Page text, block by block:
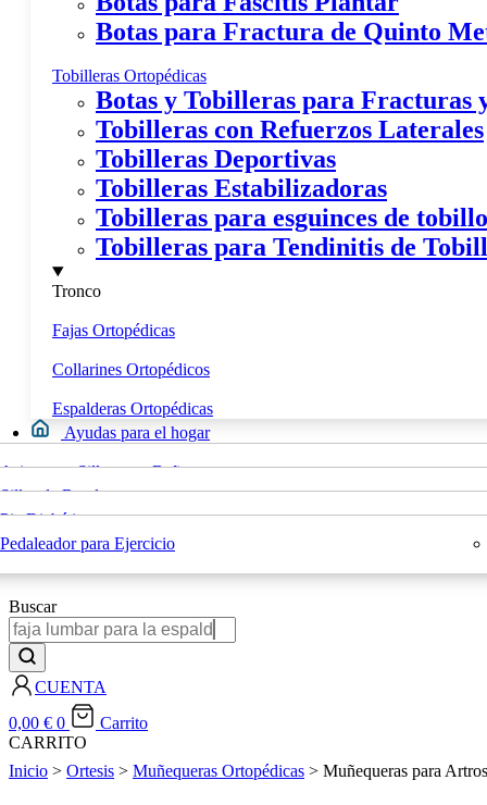
Botas para Fractura de Quinto
Tobilleras Ortopédicas
Botas y Tobilleras para Fracturas
Tobilleras con Refuerzos Laterales
Tobilleras Deportivas
Tobilleras Estabilizadoras
Tobilleras para esguinces de tobillo
Tobilleras para Tendinitis de
Tronco
Fajas Ortopédicas
Collarines Ortopédicos
Espalderas Ortopédicas
Ayudas para el hogar
Asientos y Sillas para Bañera
Colchones Antiescaras
Sillas de Ruedas
Pie Diabético
Pedaleador para Ejercicio
X
Buscar
CUENTA
0,00 € 0
Carrito
CARRITO
Inicio > Ortesis > Muñequeras Ortopédicas > Muñequeras para